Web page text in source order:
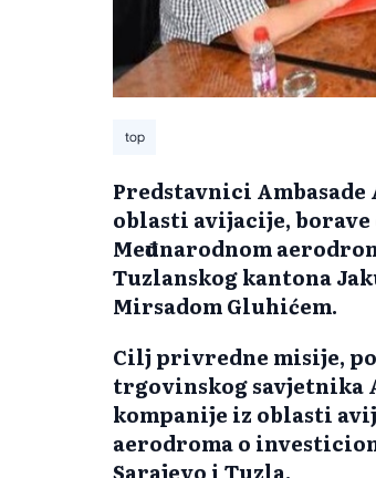
top
Predstavnici
oblasti avijacije, borave
Međunarodnom
Tuzlanskog kantona
Mirsadom Gluhićem.
Cilj privredne misije,
trgovinskog savjetnika
kompanije iz oblasti
aerodroma o
Sarajevo i Tuzla.